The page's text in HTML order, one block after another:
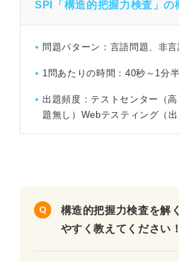
SPI「構造的把握力検査」の
問題パターン：言語問題、非言
1問あたりの時間：40秒～1分
出題頻度：テストセンター（
題無し）Webテスティング（出
構造的把握力検査を解
やすく教えてください！
SPI「構造的把握力検査」練習
問題1（難易度：★☆☆☆☆）
問題3（難易度：★★★☆☆）
SPI「構造的把握力検査」を対
構造的把握力検査以外の練習